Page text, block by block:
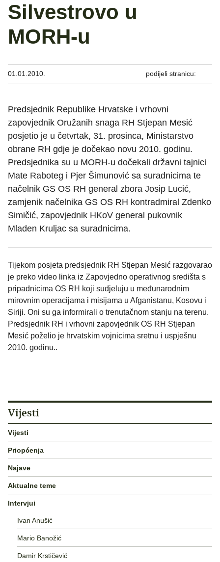
Silvestrovo u
MORH-u
01.01.2010. podijeli stranicu:
Predsjednik Republike Hrvatske i vrhovni
zapovjednik Oružanih snaga RH Stjepan Mesić
posjetio je u četvrtak, 31. prosinca, Ministarstvo
obrane RH gdje je dočekao novu 2010. godinu.
Predsjednika su u MORH-u dočekali državni tajnici
Mate Raboteg i Pjer Šimunović sa suradnicima te
načelnik GS OS RH general zbora Josip Lucić,
zamjenik načelnika GS OS RH kontradmiral Zdenko
Simičić, zapovjednik HKoV general pukovnik
Mladen Kruljac sa suradnicima.
Tijekom posjeta predsjednik RH Stjepan Mesić razgovarao
je preko video linka iz Zapovjedno operativnog središta s
pripadnicima OS RH koji sudjeluju u međunarodnim
mirovnim operacijama i misijama u Afganistanu, Kosovu i
Siriji. Oni su ga informirali o trenutačnom stanju na terenu.
Predsjednik RH i vrhovni zapovjednik OS RH Stjepan
Mesić poželio je hrvatskim vojnicima sretnu i uspješnu
2010. godinu..
Vijesti
Vijesti
Priopćenja
Najave
Aktualne teme
Intervjui
Ivan Anušić
Mario Banožić
Damir Krstičević